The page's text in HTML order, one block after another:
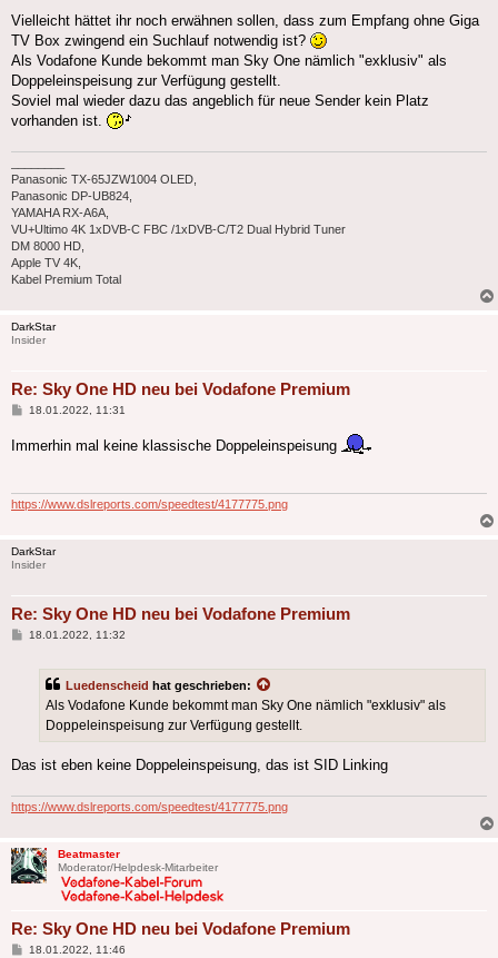
Vielleicht hättet ihr noch erwähnen sollen, dass zum Empfang ohne Giga
TV Box zwingend ein Suchlauf notwendig ist?
Als Vodafone Kunde bekommt man Sky One nämlich "exklusiv" als
Doppeleinspeisung zur Verfügung gestellt.
Soviel mal wieder dazu das angeblich für neue Sender kein Platz
vorhanden ist.
Panasonic TX-65JZW1004 OLED,
Panasonic DP-UB824,
YAMAHA RX-A6A,
VU+Ultimo 4K 1xDVB-C FBC /1xDVB-C/T2 Dual Hybrid Tuner
DM 8000 HD,
Apple TV 4K,
Kabel Premium Total
DarkStar
Insider
Re: Sky One HD neu bei Vodafone Premium
Beitrag
18.01.2022, 11:31
Immerhin mal keine klassische Doppeleinspeisung
https://www.dslreports.com/speedtest/4177775.png
DarkStar
Insider
Re: Sky One HD neu bei Vodafone Premium
Beitrag
18.01.2022, 11:32
Luedenscheid hat geschrieben:
Als Vodafone Kunde bekommt man Sky One nämlich "exklusiv" als
Doppeleinspeisung zur Verfügung gestellt.
Das ist eben keine Doppeleinspeisung, das ist SID Linking
https://www.dslreports.com/speedtest/4177775.png
Beatmaster
Moderator/Helpdesk-Mitarbeiter
Re: Sky One HD neu bei Vodafone Premium
Beitrag
18.01.2022, 11:46